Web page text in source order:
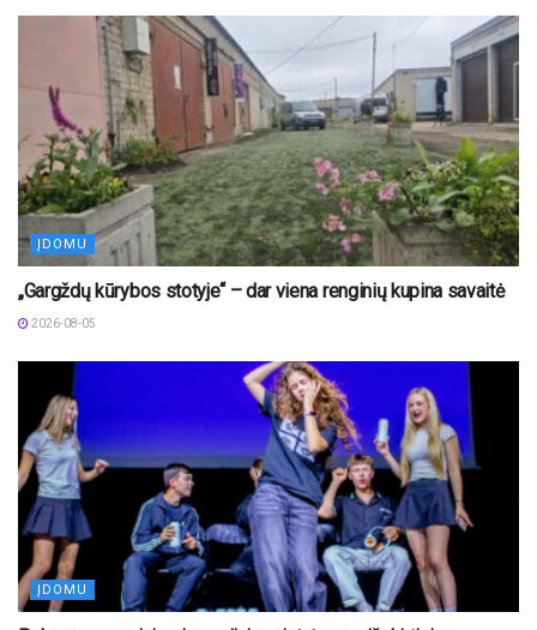
ĮDOMU
„Gargždų kūrybos stotyje“ – dar viena renginių kupina savaitė
2026-08-05
ĮDOMU